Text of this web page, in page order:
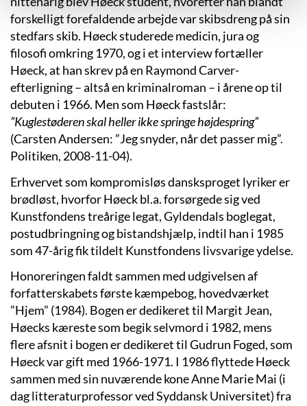
forskelligt forefaldende arbejde var skibsdreng på sin
stedfars skib. Høeck studerede medicin, jura og
filosofi omkring 1970, og i et interview fortæller
Høeck, at han skrev på en Raymond Carver-
efterligning – altså en kriminalroman – i årene op til
debuten i 1966. Men som Høeck fastslår:
”Kuglestøderen skal heller ikke springe højdespring”
(Carsten Andersen: ”Jeg snyder, når det passer mig”.
Politiken, 2008-11-04).
Erhvervet som kompromisløs dansksproget lyriker er
brødløst, hvorfor Høeck bl.a. forsørgede sig ved
Kunstfondens treårige legat, Gyldendals boglegat,
postudbringning og bistandshjælp, indtil han i 1985
som 47-årig fik tildelt Kunstfondens livsvarige ydelse.
Honoreringen faldt sammen med udgivelsen af
forfatterskabets første kæmpebog, hovedværket
”Hjem” (1984). Bogen er dedikeret til Margit Jean,
Høecks kæreste som begik selvmord i 1982, mens
flere afsnit i bogen er dedikeret til Gudrun Foged, som
Høeck var gift med 1966-1971. I 1986 flyttede Høeck
sammen med sin nuværende kone Anne Marie Mai (i
dag litteraturprofessor ved Syddansk Universitet) fra